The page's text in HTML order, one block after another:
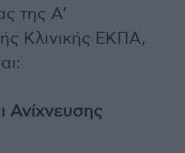
της Α’
Κλινικής ΕΚΠΑ,
Ανίχνευσης